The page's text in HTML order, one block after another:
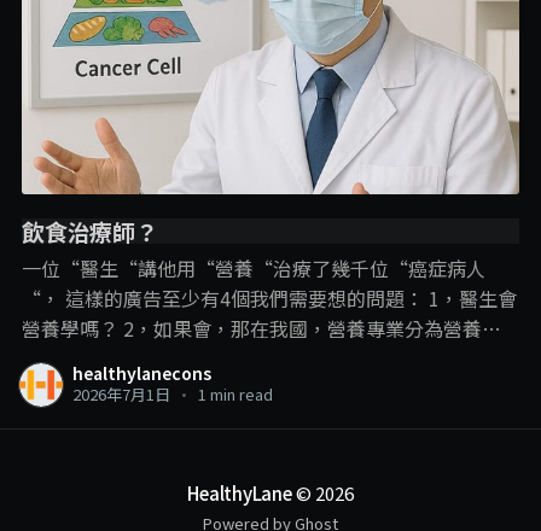
飲食治療師？
一位“醫生“講他用“營養“治療了幾千位“癌症病人
“， 這樣的廣告至少有4個我們需要想的問題： 1，醫生會
營養學嗎？ 2，如果會，那在我國，營養專業分為營養師
和飲食治療師，那他是用哪一個專業內容？ 3，即使是飲
食治療師可以進行疾病的“飲食治療“，但在這裡，飲食
疾病給治了，尤其是癌症這種複雜的疾病。 4，以醫生的
頭銜，確實可以“治療“癌症，那敢問他是開藥呢？動手
healthylanecons
2026年7月1日 • 1 min read
HealthyLane© 2026
Powered by Ghost